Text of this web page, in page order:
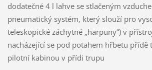
dodatečné 4 l lahve se stlačeným
pneumatický systém, který slouží pro
teleskopické záchytné „harpuny“) v
nacházející se pod potahem hřbetu
pilotní kabinou v přídi trupu